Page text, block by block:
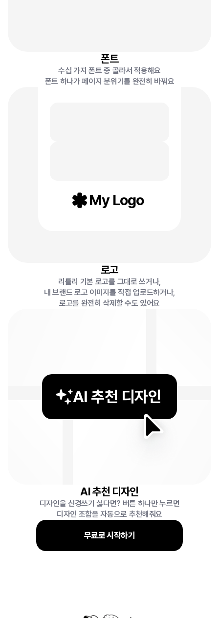
폰트
수십 가지 폰트 중 골라서 적용해요
폰트 하나가 페이지 분위기를 완전히 바꿔요
My Logo
로고
리틀리 기본 로고를 그대로 쓰거나,
내 브랜드 로고 이미지를 직접 업로드하거나,
로고를 완전히 삭제할 수도 있어요
AI 추천 디자인
AI 추천 디자인
디자인을 신경쓰기 싫다면? 버튼 하나만 누르면
디자인 조합을 자동으로 추천해줘요
무료로 시작하기